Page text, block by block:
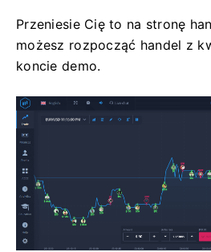
Przeniesie Cię to na stronę
możesz rozpocząć handel z
koncie demo.